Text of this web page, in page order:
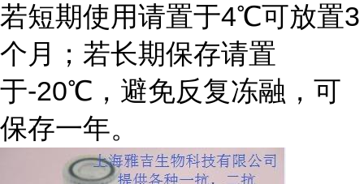
若短期使用请置于4℃可放置3
个月；若长期保存请置
于-20℃，避免反复冻融，可
保存一年。